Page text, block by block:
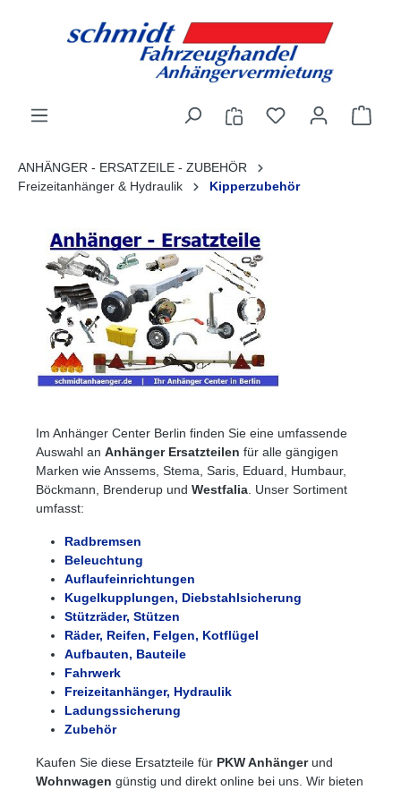
ANHÄNGER - ERSATZEILE - ZUBEHÖR
Freizeitanhänger & Hydraulik
Kipperzubehör
Im Anhänger Center Berlin finden Sie eine umfassende
Auswahl an Anhänger Ersatzteilen für alle gängigen
Marken wie Anssems, Stema, Saris, Eduard, Humbaur,
Böckmann, Brenderup und Westfalia. Unser Sortiment
umfasst:
Radbremsen
Beleuchtung
Auflaufeinrichtungen
Kugelkupplungen, Diebstahlsicherung
Stützräder, Stützen
Räder, Reifen, Felgen, Kotflügel
Aufbauten, Bauteile
Fahrwerk
Freizeitanhänger, Hydraulik
Ladungssicherung
Zubehör
Kaufen Sie diese Ersatzteile für PKW Anhängerund
Wohnwagen günstig und direkt online bei uns. Wir bieten